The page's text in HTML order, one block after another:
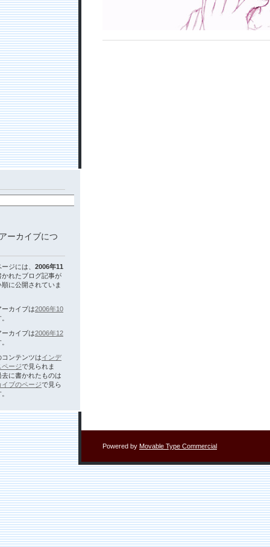
ーカイブにつ
ジには、 2006年11
かれたブログ記事が
順に公開されていま
ーカイブは2006年10
ーカイブは2006年12
コンテンツはインデ
ページで見られま
去に書かれたものは
イブのページで見ら
Powered by Movable Type Commercial